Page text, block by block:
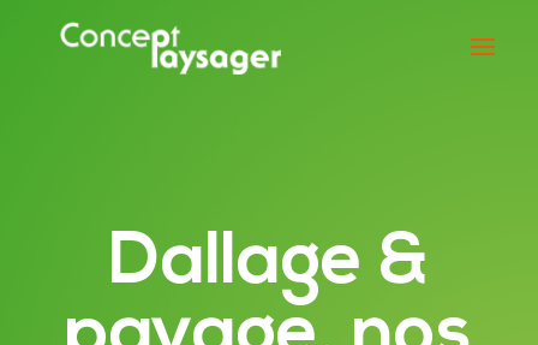
Dallage &